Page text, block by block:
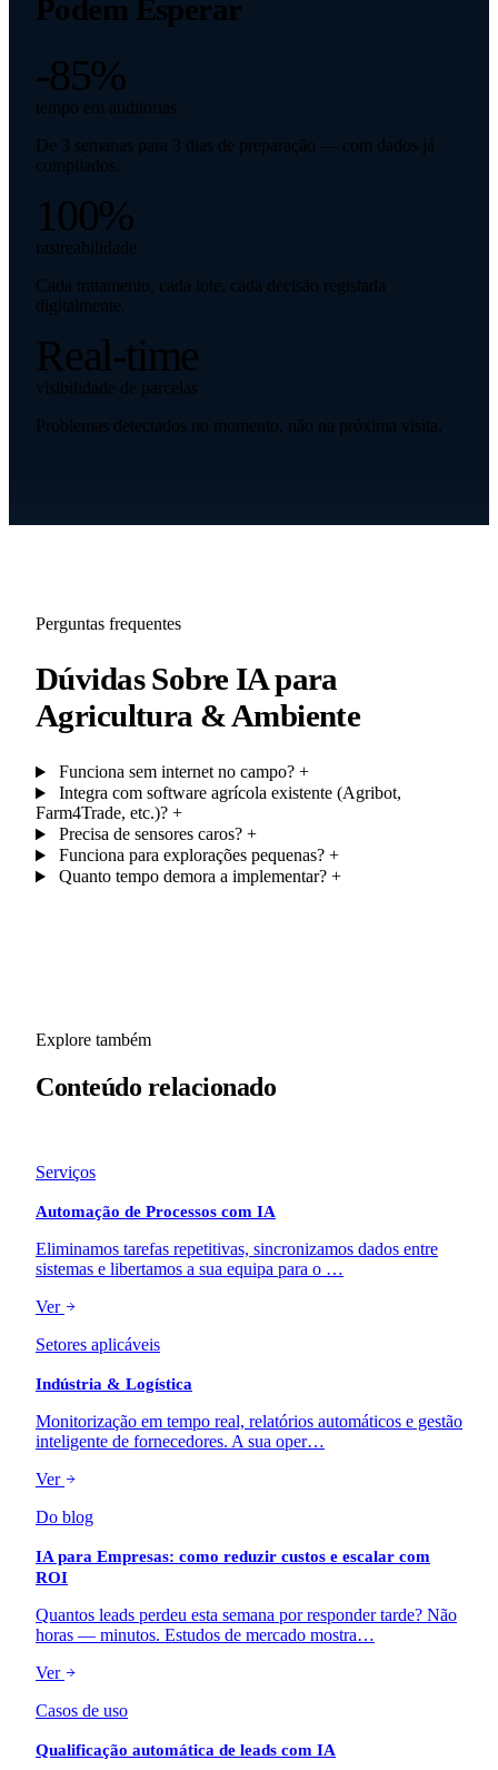
Podem Esperar
-85%
tempo em auditorias
De 3 semanas para 3 dias de preparação — com dados já
compilados.
100%
rastreabilidade
Cada tratamento, cada lote, cada decisão registada
digitalmente.
Real-time
visibilidade de parcelas
Problemas detectados no momento, não na próxima visita.
Perguntas frequentes
Dúvidas Sobre IA para
Agricultura & Ambiente
Funciona sem internet no campo? +
Integra com software agrícola existente (Agribot,
Farm4Trade, etc.)? +
Precisa de sensores caros? +
Funciona para explorações pequenas? +
Quanto tempo demora a implementar? +
Explore também
Conteúdo relacionado
Serviços
Automação de Processos com IA
Eliminamos tarefas repetitivas, sincronizamos dados entre
sistemas e libertamos a sua equipa para o …
Ver
Setores aplicáveis
Indústria & Logística
Monitorização em tempo real, relatórios automáticos e gestão
inteligente de fornecedores. A sua oper…
Ver
Do blog
IA para Empresas: como reduzir custos e escalar com
ROI
Quantos leads perdeu esta semana por responder tarde? Não
horas — minutos. Estudos de mercado mostra…
Ver
Casos de uso
Qualificação automática de leads com IA